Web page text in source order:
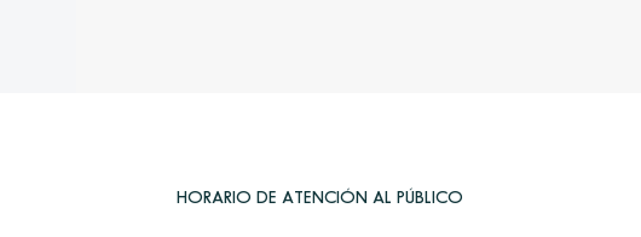
HORARIO DE ATENCIÓN AL PÚBLICO